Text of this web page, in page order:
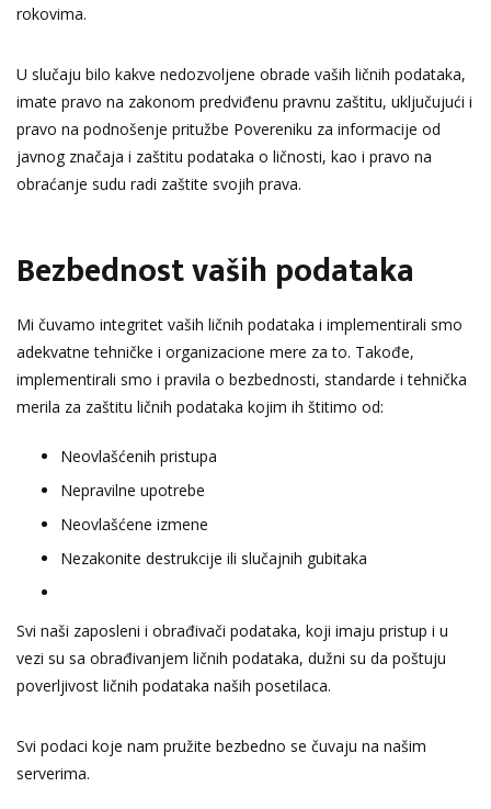
rokovima.
U slučaju bilo kakve nedozvoljene obrade vaših ličnih podataka,
imate pravo na zakonom predviđenu pravnu zaštitu, uključujući i
pravo na podnošenje pritužbe Povereniku za informacije od
javnog značaja i zaštitu podataka o ličnosti, kao i pravo na
obraćanje sudu radi zaštite svojih prava.
Bezbednost vaših podataka
Mi čuvamo integritet vaših ličnih podataka i implementirali smo
adekvatne tehničke i organizacione mere za to. Takođe,
implementirali smo i pravila o bezbednosti, standarde i tehnička
merila za zaštitu ličnih podataka kojim ih štitimo od:
Neovlašćenih pristupa
Nepravilne upotrebe
Neovlašćene izmene
Nezakonite destrukcije ili slučajnih gubitaka
Svi naši zaposleni i obrađivači podataka, koji imaju pristup i u
vezi su sa obrađivanjem ličnih podataka, dužni su da poštuju
poverljivost ličnih podataka naših posetilaca.
Svi podaci koje nam pružite bezbedno se čuvaju na našim
serverima.